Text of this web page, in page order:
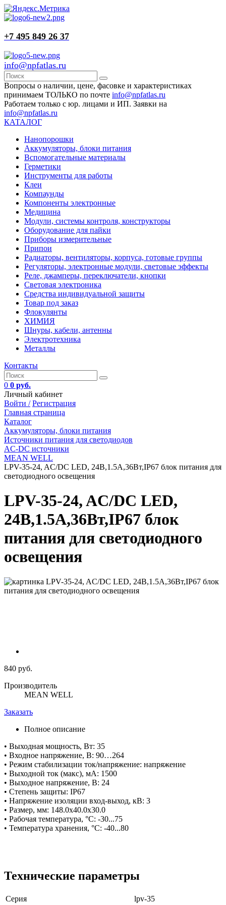
+7 495 849 26 37
info@npfatlas.ru
Вопросы о наличии, цене, фасовке и характеристиках
принимаем ТОЛЬКО по почте info@npfatlas.ru
Работаем только с юр. лицами и ИП. Заявки на
info@npfatlas.ru
КАТАЛОГ
Нанопорошки
Аккумуляторы, блоки питания
Вспомогательные материалы
Герметики
Инструменты для работы
Клеи
Компаунды
Компоненты электронные
Медицина
Модули, системы контроля, конструкторы
Оборудование для пайки
Приборы измерительные
Припои
Радиаторы, вентиляторы, корпуса, готовые группы
Регуляторы, электронные модули, световые эффекты
Реле, джамперы, переключатели, кнопки
Световая электроника
Средства индивидуальной защиты
Товар под заказ
Флокулянты
ХИМИЯ
Шнуры, кабели, антенны
Электротехника
Металлы
Контакты
0 0 руб.
Личный кабинет
Войти / Регистрация
Главная страница
Каталог
Аккумуляторы, блоки питания
Источники питания для светодиодов
AC-DC источники
MEAN WELL
LPV-35-24, AC/DC LED, 24В,1.5А,36Вт,IP67 блок питания для
светодиодного освещения
LPV-35-24, AC/DC LED,
24В,1.5А,36Вт,IP67 блок
питания для светодиодного
освещения
840 руб.
Производитель
MEAN WELL
Заказать
Полное описание
• Выходная мощность, Вт: 35
• Входное напряжение, В: 90…264
• Режим стабилизации ток/напряжение: напряжение
• Выходной ток (макс), мА: 1500
• Выходное напряжение, В: 24
• Степень защиты: IP67
• Напряжение изоляции вход-выход, кВ: 3
• Размер, мм: 148.0x40.0x30.0
• Рабочая температура, °C: -30...75
• Температура хранения, °C: -40...80
Технические параметры
Серия lpv-35